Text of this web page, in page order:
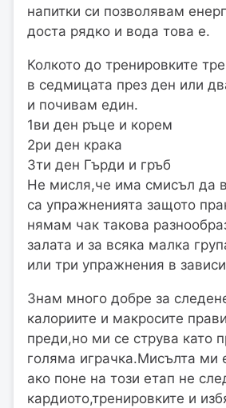
напитки си позволявам
доста рядко и вода това е.
Колкото до тренировките
в седмицата през ден или
и почивам един.
1ви ден ръце и корем
2ри ден крака
3ти ден Гърди и гръб
Не мисля,че има смисъл да
са упражненията защото
нямам чак такова
залата и за всяка малка
или три упражнения в
Знам много добре за
калориите и макросите
преди,но ми се струва като
голяма играчка.Мисълта ми
ако поне на този етап не
кардиото,тренировките и